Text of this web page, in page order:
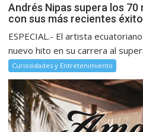
Andrés Nipas supera los
con sus más recientes
ESPECIAL.- El artista
nuevo hito en su carrera al
Curiosidades y Entretenimiento